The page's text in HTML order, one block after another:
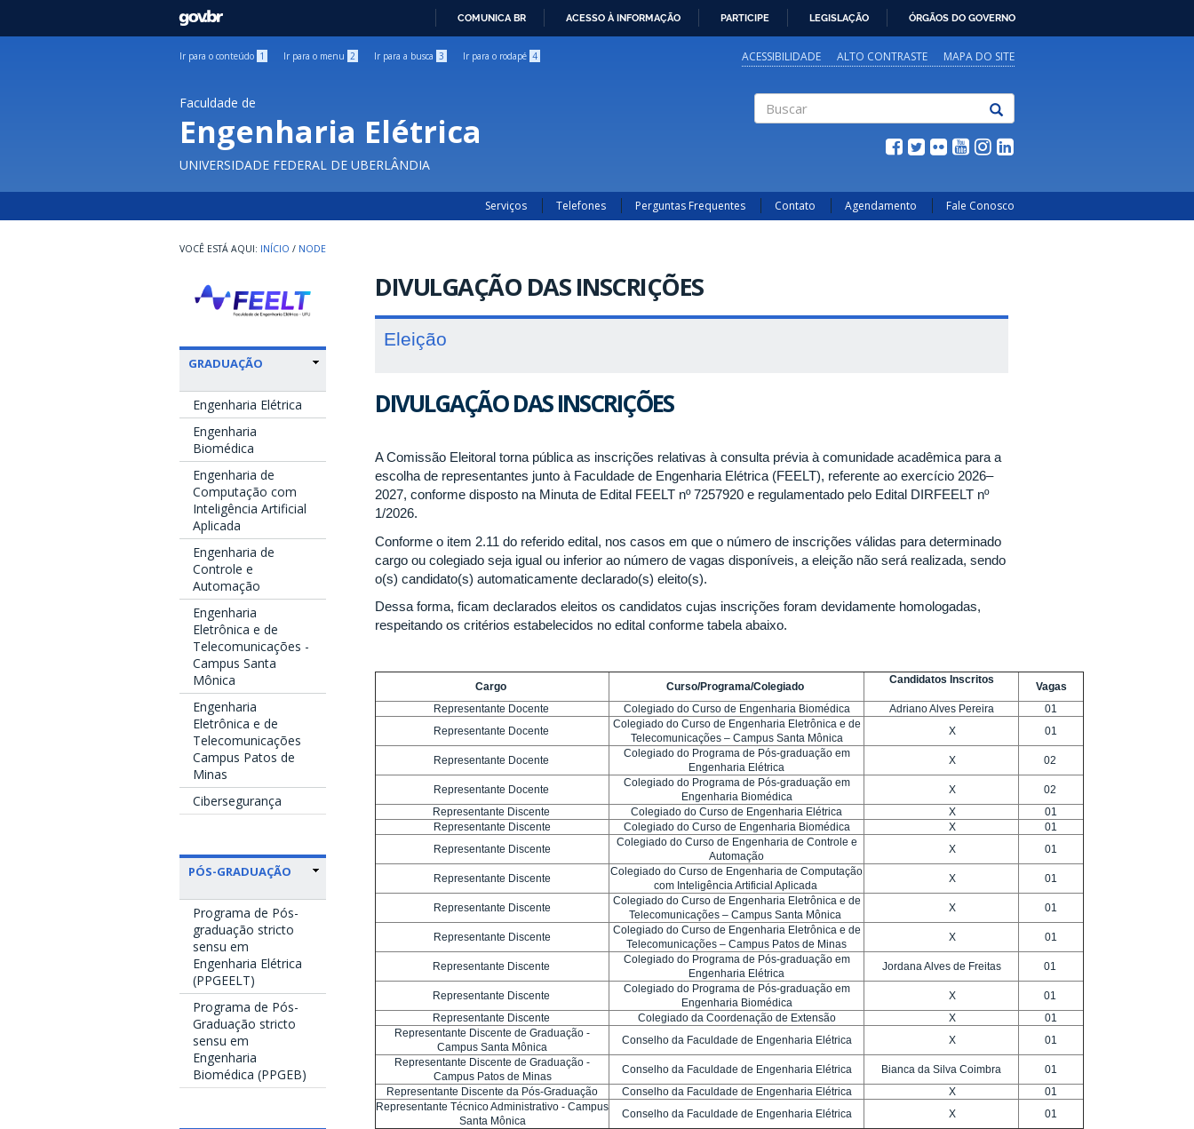
GOVBR
COMUNICA BR ACESSO À INFORMAÇÃO PARTICIPE LEGISLAÇÃO ÓRGÃOS DO GOVERNO
Ir para o conteúdo 1 Ir para o menu 2 Ir para a busca 3 Ir para o rodapé 4 ACESSIBILIDADE ALTO CONTRASTE MAPA DO SITE
Faculdade de
Engenharia Elétrica
UNIVERSIDADE FEDERAL DE UBERLÂNDIA
Serviços Telefones Perguntas Frequentes Contato Agendamento Fale Conosco
INÍCIO / NODE
GRADUAÇÃO
Engenharia Elétrica
Engenharia
Biomédica
Engenharia de
Computação com
Inteligência Artificial
Aplicada
Engenharia de
Controle e
Automação
Engenharia
Eletrônica e de
Telecomunicações -
Campus Santa
Mônica
Engenharia
Eletrônica e de
Telecomunicações
Campus Patos de
Minas
Cibersegurança
PÓS-GRADUAÇÃO
Programa de Pós-
graduação stricto
sensu em
Engenharia Elétrica
(PPGEELT)
Programa de Pós-
Graduação stricto
sensu em
Engenharia
Biomédica (PPGEB)
DIVULGAÇÃO DAS INSCRIÇÕES
Eleição
DIVULGAÇÃO DAS INSCRIÇÕES
A Comissão Eleitoral torna pública as inscrições relativas à consulta prévia à comunidade acadêmica para a
escolha de representantes junto à Faculdade de Engenharia Elétrica (FEELT), referente ao exercício 2026–
2027, conforme disposto na Minuta de Edital FEELT nº 7257920 e regulamentado pelo Edital DIRFEELT nº
1/2026.
Conforme o item 2.11 do referido edital, nos casos em que o número de inscrições válidas para determinado
cargo ou colegiado seja igual ou inferior ao número de vagas disponíveis, a eleição não será realizada, sendo
o(s) candidato(s) automaticamente declarado(s) eleito(s).
Dessa forma, ficam declarados eleitos os candidatos cujas inscrições foram devidamente homologadas,
respeitando os critérios estabelecidos no edital conforme tabela abaixo.
Cargo Curso/Programa/Colegiado
Candidatos Inscritos
Vagas
Representante Docente
Colegiado do Curso de Engenharia Biomédica Adriano Alves Pereira
01
Representante Docente
Colegiado do Curso de Engenharia Eletrônica e de
Telecomunicações – Campus Santa Mônica
X 01
Representante Docente
Colegiado do Programa de Pós-graduação em
Engenharia Elétrica
X 02
Representante Docente
Colegiado do Programa de Pós-graduação em
Engenharia Biomédica
X
02
Representante Discente
Colegiado do Curso de Engenharia Elétrica X
01
Representante Discente
Colegiado do Curso de Engenharia Biomédica X
01
Representante Discente
Colegiado do Curso de Engenharia de Controle e
Automação
X 01
Representante Discente
Colegiado do Curso de Engenharia de Computação
com Inteligência Artificial Aplicada
X 01
Representante Discente
Colegiado do Curso de Engenharia Eletrônica e de
Telecomunicações – Campus Santa Mônica
X 01
Representante Discente
Colegiado do Curso de Engenharia Eletrônica e de
Telecomunicações – Campus Patos de Minas
X 01
Representante Discente
Colegiado do Programa de Pós-graduação em
Engenharia Elétrica
Jordana Alves de Freitas 01
Representante Discente
Colegiado do Programa de Pós-graduação em
Engenharia Biomédica
X
01
Representante Discente
Colegiado da Coordenação de Extensão X
01
Representante Discente de Graduação -
Campus Santa Mônica
Conselho da Faculdade de Engenharia Elétrica X
01
Representante Discente de Graduação -
Campus Patos de Minas
Conselho da Faculdade de Engenharia Elétrica Bianca da Silva Coimbra
01
Representante Discente da Pós-Graduação
Conselho da Faculdade de Engenharia Elétrica X
01
Representante Técnico Administrativo - Campus
Santa Mônica
Conselho da Faculdade de Engenharia Elétrica X 01